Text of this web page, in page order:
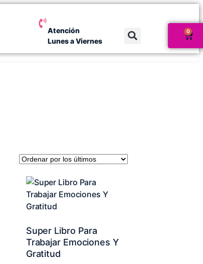
Atención
Lunes a Viernes
0
Super Libro Para
Trabajar Emociones Y
Gratitud